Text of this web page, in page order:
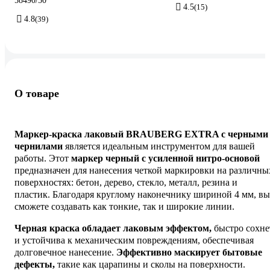
4.8(39)
4.5(15)
О товаре
Маркер-краска лаковый BRAUBERG EXTRA с черными
чернилами является идеальным инструментом для вашей
работы. Этот маркер черный с усиленной нитро-основой
предназначен для нанесения четкой маркировки на
поверхностях: бетон, дерево, стекло, металл, резина и
пластик. Благодаря круглому наконечнику шириной 4 мм, вы
сможете создавать как тонкие, так и широкие линии.
Черная краска обладает лаковым эффектом, быстро
и устойчива к механическим повреждениям, обеспечивая
долговечное нанесение. Эффективно маскирует бытовые
дефекты, такие как царапины и сколы на поверхности.